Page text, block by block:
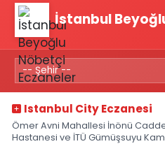
İstanbul
Istanbul City Eczanesi
Ömer Avni Mahallesi İnönü
Hastanesi ve İTÜ Gümüşsuyu